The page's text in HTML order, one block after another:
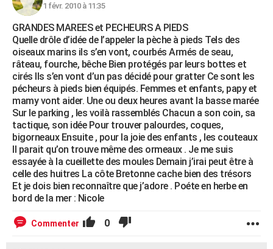
1 févr. 2010 à 11:35
GRANDES MAREES et PECHEURS A PIEDS
Quelle drôle d’idée de l’appeler la pèche à pieds Tels des
oiseaux marins ils s’en vont, courbés Armés de seau,
râteau, fourche, bêche Bien protégés par leurs bottes et
cirés Ils s’en vont d’un pas décidé pour gratter Ce sont les
pécheurs à pieds bien équipés. Femmes et enfants, papy et
mamy vont aider. Une ou deux heures avant la basse marée
Sur le parking , les voilà rassemblés Chacun a son coin, sa
tactique, son idée Pour trouver palourdes, coques,
bigorneaux Ensuite , pour la joie des enfants , les couteaux
Il parait qu’on trouve même des ormeaux . Je me suis
essayée à la cueillette des moules Demain j’irai peut être à
celle des huitres La côte Bretonne cache bien des trésors
Et je dois bien reconnaître que j’adore . Poéte en herbe en
bord de la mer : Nicole
Commenter 0